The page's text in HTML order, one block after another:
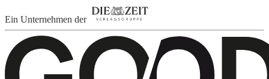
Ein Unternehmen der